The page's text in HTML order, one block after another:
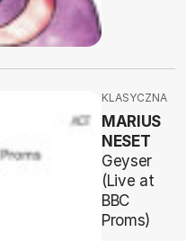
KLASYCZNA
MARIUS
NESET
Geyser
(Live at
BBC
Proms)